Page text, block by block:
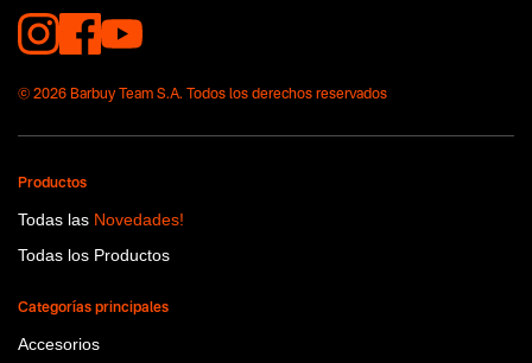
© 2026 Barbuy Team S.A. Todos los derechos reservados
Productos
Todas las Novedades!
Todas los Productos
Categorías principales
Accesorios